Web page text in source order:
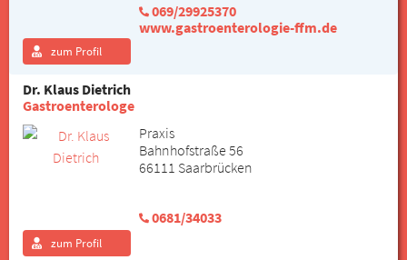
069/29925370
www.gastroenterologie-ffm.de
zum Profil
Dr. Klaus Dietrich
Gastroenterologe
Praxis
Bahnhofstraße 56
66111 Saarbrücken
0681/34033
zum Profil